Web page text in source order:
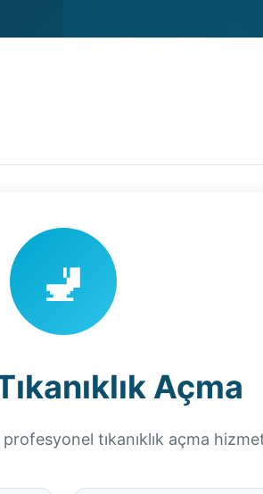
🚽
Açma
tıkanıklık açma